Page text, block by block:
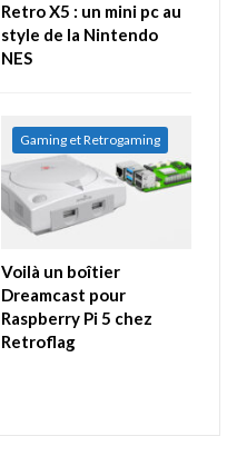
Retro X5 : un mini pc au
style de la Nintendo
NES
Gaming et Retrogaming
Voilà un boîtier
Dreamcast pour
Raspberry Pi 5 chez
Retroflag